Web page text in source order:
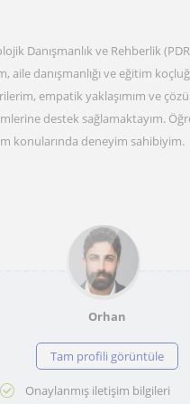
Danışmanlık ve Rehberlik
aile danışmanlığı ve eğitim
empatik yaklaşımım ve
destek sağlamaktayım.
konularında deneyim sahibiyim.
Orhan
Tam profili görüntüle
Onaylanmış iletişim bilgileri